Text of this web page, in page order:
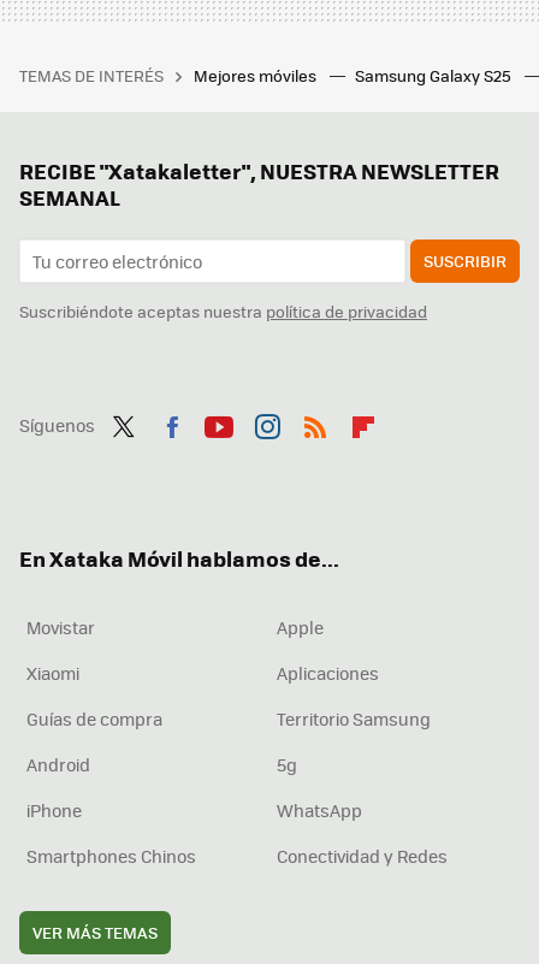
TEMAS DE INTERÉS Mejores móviles Samsung Galaxy S25
RECIBE "Xatakaletter", NUESTRA NEWSLETTER
SEMANAL
SUSCRIBIR
Suscribiéndote aceptas nuestra política de privacidad
Síguenos
En Xataka Móvil hablamos de...
Movistar
Apple
Xiaomi
Aplicaciones
Guías de compra
Territorio Samsung
Android
5g
iPhone
WhatsApp
Smartphones Chinos
Conectividad y Redes
VER MÁS TEMAS